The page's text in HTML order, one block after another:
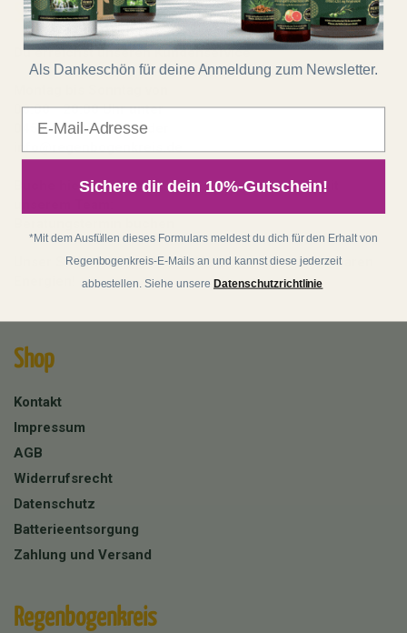
Service
Du erreichst unseren Kundenservice
08:00 - 20:00 Uhr unter
0451 - 20 27 11 50oder
info@regenbogenkreis.de
Buche hier deine kostenfreie Produktberatung mit
Unser Shop läuft auf 100 % Ökostrom aus erneuerbaren
Shop
Kontakt
Impressum
AGB
Widerrufsrecht
Datenschutz
Batterieentsorgung
Zahlung und Versand
Regenbogenkreis
Als Dankeschön für deine Anmeldung zum Newsletter.
Sichere dir dein 10%-Gutschein!
*Mit dem Ausfüllen dieses Formulars meldest du dich für den Erhalt von
Regenbogenkreis-E-Mails an und kannst diese jederzeit
abbestellen. Siehe unsere Datenschutzrichtlinie